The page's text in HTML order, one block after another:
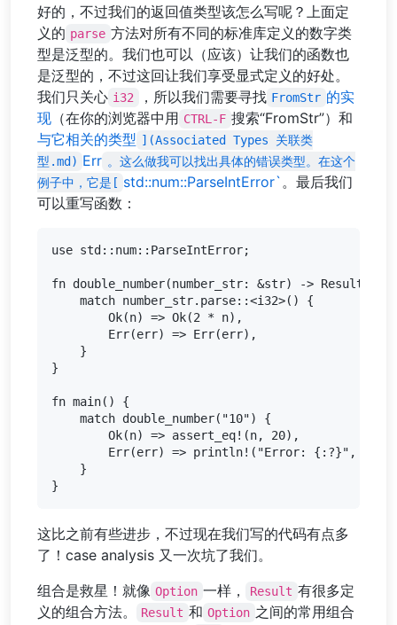
好的，不过我们的返回值类型该怎么写呢？上面定
义的 parse 方法对所有不同的标准库定义的数字类
型是泛型的。我们也可以（应该）让我们的函数也
是泛型的，不过这回让我们享受显式定义的好处。
我们只关心 i32 ，所以我们需要寻找 FromStr 的实
现 （在你的浏览器中用 CTRL-F 搜索“FromStr”）和
与它相关的类型 ](Associated Types 关联类
型.md) Err 。这么做我可以找出具体的错误类型。在这个
例子中，它是[ std::num::ParseIntError`。最后我们
可以重写函数：
use std::num::ParseIntError;
fn double_number(number_str: &str) ->
    match number_str.parse::<i32>() {
        Ok(n) => Ok(2 * n),
        Err(err) => Err(err),
    }
}
fn main() {
    match double_number("10") {
        Ok(n) => assert_eq!(n, 20),
Err(err) => println!("Error: {:?}",
    }
这比之前有些进步，不过现在我们写的代码有点多
了！case analysis 又一次坑了我们。
组合是救星！就像 Option 一样， Result 有很多定
义的组合方法。
Result 和 Option 之间的常用组合